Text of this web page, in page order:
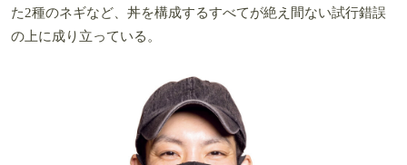
た2種のネギなど、丼を構成するすべてが絶え間ない試行錯誤
の上に成り立っている。